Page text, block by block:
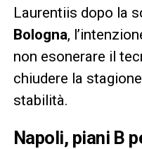
Laurentiis dopo la
Bologna,
non esonerare il
chiudere la
stabilità.
Napoli, piani B